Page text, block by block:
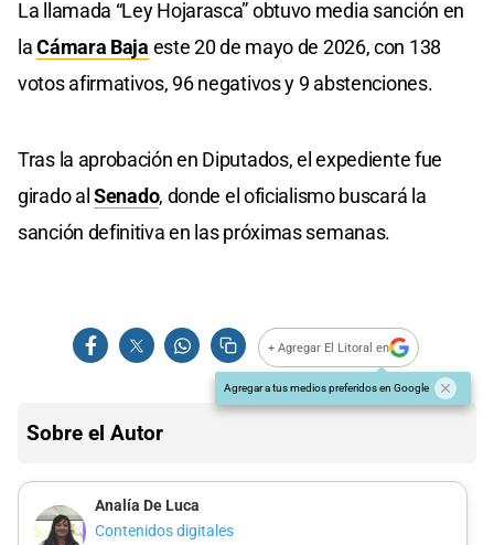
La llamada “Ley Hojarasca” obtuvo media sanción en
laCámara Baja este 20 de mayo de 2026, con 138
votos afirmativos, 96 negativos y 9 abstenciones.
Tras la aprobación en Diputados, el expediente fue
girado al Senado, donde el oficialismo buscará la
sanción definitiva en las próximas semanas.
+ Agregar El Litoral en
Agregar a tus medios preferidos en Google
Sobre el Autor
Analía De Luca
Contenidos digitales